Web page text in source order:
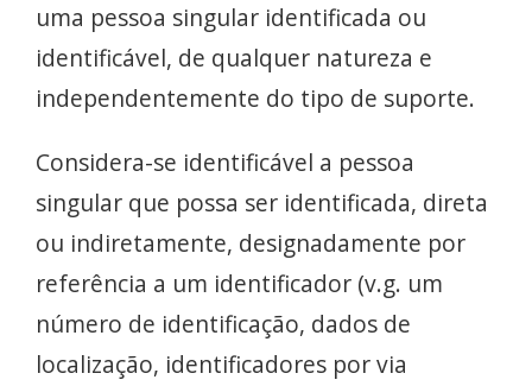
uma pessoa singular identificada ou
identificável, de qualquer natureza e
independentemente do tipo de suporte.
Considera-se identificável a pessoa
singular que possa ser identificada, direta
ou indiretamente, designadamente por
referência a um identificador (v.g. um
número de identificação, dados de
localização, identificadores por via